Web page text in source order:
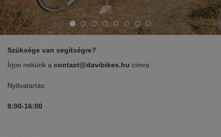
Szüksége van segítségre?
Írjon nekünk a contact@davibikes.hu címre.
Nyitvatartás
8:00-16:00